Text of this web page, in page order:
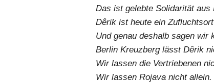
Das ist gelebte Solidarität
Dêrik ist heute ein
Und genau deshalb sagen wir
Berlin Kreuzberg lässt Dêrik
Wir lassen die Vertriebenen
Wir lassen Rojava nicht allein.